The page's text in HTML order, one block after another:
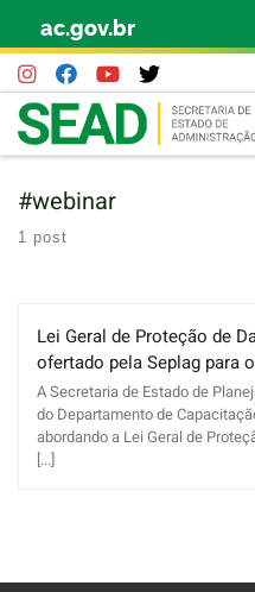
Skip to content
ac.gov.br
#webinar
1 post
Lei Geral de Proteção de
ofertado pela Seplag para
A Secretaria de Estado de
do Departamento de
abordando a Lei Geral de
[...]